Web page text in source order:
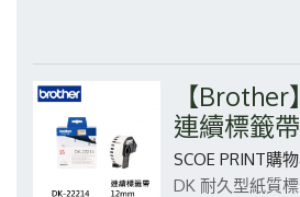
【Brother
連續標籤帶
SCOE PRINT購
DK 耐久型紙質